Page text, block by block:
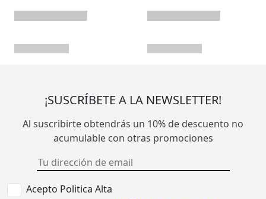
¡SUSCRÍBETE A LA NEWSLETTER!
Al suscribirte obtendrás un 10% de descuento no
acumulable con otras promociones
Acepto Politica Alta